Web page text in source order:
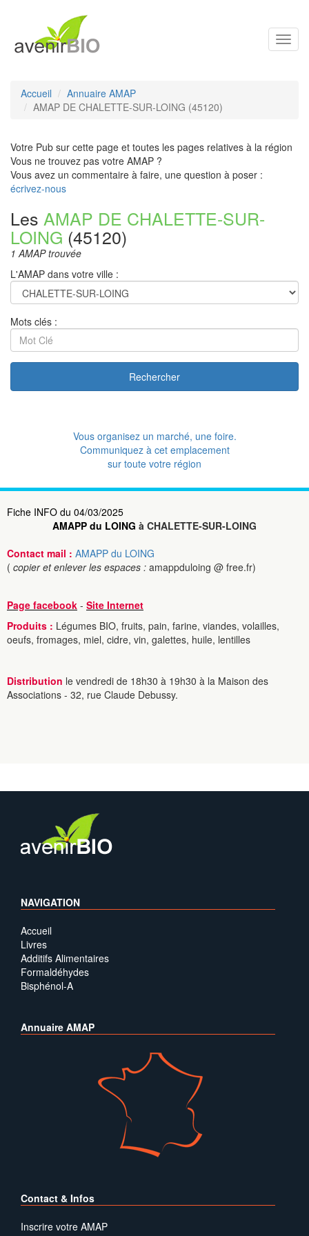
Accueil
Annuaire AMAP
AMAP DE CHALETTE-SUR-LOING (45120)
Votre Pub sur cette page et toutes les pages relatives à la région
Vous ne trouvez pas votre AMAP ?
Vous avez un commentaire à faire, une question à poser :
écrivez-nous
Les AMAP DE CHALETTE-SUR-
LOING (45120)
1 AMAP trouvée
L'AMAP dans votre ville :
Mots clés :
Rechercher
Vous organisez un marché, une foire.
Communiquez à cet emplacement
sur toute votre région
Fiche INFO du 04/03/2025
AMAPP du LOING à CHALETTE-SUR-LOING
Contact mail : AMAPP du LOING
( copier et enlever les espaces : amappduloing @ free.fr)
Page facebook - Site Internet
Produits : Légumes BIO, fruits, pain, farine, viandes, volailles,
oeufs, fromages, miel, cidre, vin, galettes, huile, lentilles
Distribution le vendredi de 18h30 à 19h30 à la Maison des
Associations - 32, rue Claude Debussy.
NAVIGATION
Accueil
Livres
Additifs Alimentaires
Formaldéhydes
Bisphénol-A
Annuaire AMAP
Contact & Infos
Inscrire votre AMAP